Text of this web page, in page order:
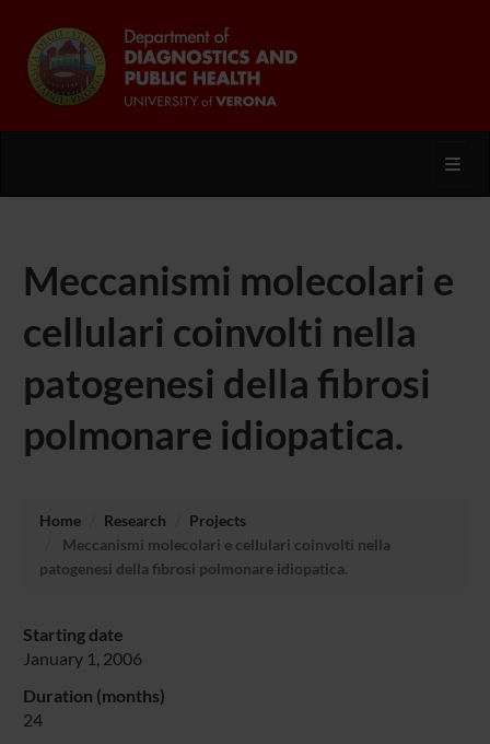
Meccanismi molecolari e
cellulari coinvolti nella
patogenesi della fibrosi
polmonare idiopatica.
Home Research
Projects
Meccanismi molecolari e cellulari coinvolti nella
patogenesi della fibrosi polmonare idiopatica.
Starting date
January 1, 2006
Duration (months)
24